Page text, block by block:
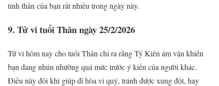
tinh thần của bạn rất nhiều trong ngày này.
9. Tử vi tuổi Thân ngày 25/2/2026
Tử vi hôm nay cho tuổi Thân chỉ ra rằng Tỷ Kiên ám vận khiến
bạn đang nhún nhường quá mức trước ý kiến của người khác.
Điều này đôi khi giúp dĩ hòa vi quý, tránh được xung đột, hay